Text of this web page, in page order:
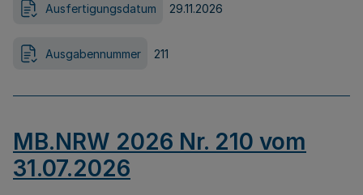
Ausfertigungsdatum 29.11.2026
Ausgabennummer 211
MB.NRW 2026 Nr. 210 vom
31.07.2026